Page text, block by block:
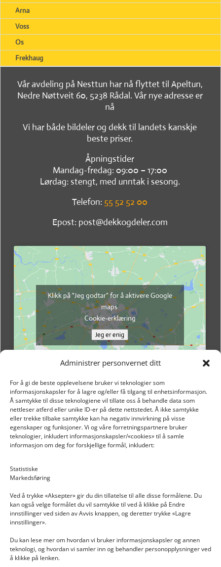
Administrer personvernet ditt
For å gi de beste opplevelsene bruker vi teknologier som
informasjonskapsler for å lagre og/eller få tilgang til enhetsinformasjon.
Å samtykke til disse teknologiene vil tillate oss å behandle data som
nettleser atferd eller unike ID-er på dette nettstedet. Å ikke samtykke
eller trekke tilbake samtykke kan ha negativ innvirkning på visse
egenskaper og funksjoner. Vi og våre forretningspartnere bruker
teknologier, inkludert informasjonskapsler/«cookies» til å samle
informasjon om deg for forskjellige formål, inkludert:
Statistiske
Markedsføring
Ved å trykke «Aksepter» gir du din tillatelse til alle disse formålene. Du
kan også velge formålet du vil samtykke til ved å klikke på Endre
innstillinger ved siden av Avvis knappen, og deretter trykke «Lagre
innstillinger».
Du kan lese mer om hvordan vi bruker informasjonskapsler og annen
teknologi, og hvordan vi samler inn og behandler personopplysninger ved
å klikke på lenken.
Arna
Voss
Os
Frekhaug
Vår avdeling på Nesttun har nå flyttet til Apeltun,
Nedre Nøttveit 60, 5238 Rådal. Vår nye adresse er
nå
Vi har både bildeler og dekk til landets kanskje
beste priser.
Åpningstider
Mandag-fredag: 09:00 – 17:00
Lørdag: stengt, med unntak i sesong.
Telefon: 55 52 52 00
Epost: post@dekkogdeler.com
Klikk på "Jeg godtar" for å aktivere Google
maps
Cookie-erklæring
Jeg er enig
INFORMASJON